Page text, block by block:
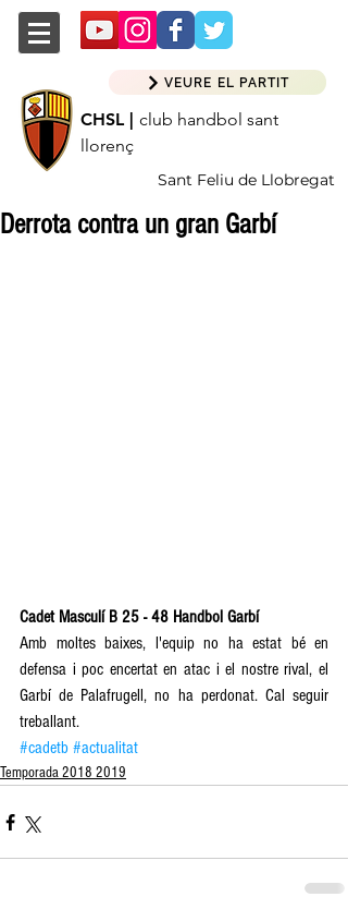
CHSL | club handbol sant
llorenç
Sant Feliu de Llobregat
VEURE EL PARTIT
Derrota contra un gran Garbí
Cadet Masculí B 25 - 48 Handbol Garbí
Amb moltes baixes, l'equip no ha estat bé en
defensa i poc encertat en atac i el nostre rival, el
Garbí de Palafrugell, no ha perdonat. Cal seguir
treballant.
#cadetb #actualitat
Temporada 2018 2019